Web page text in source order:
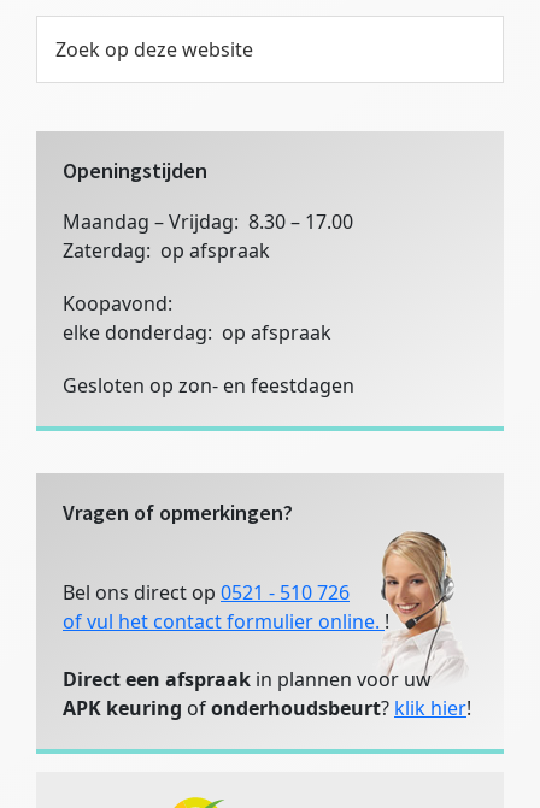
Primaire
Sidebar
op
deze
Openingstijden
Maandag – Vrijdag: 8.30 – 17.00
Zaterdag: op afspraak
Koopavond:
elke donderdag: op afspraak
Gesloten op zon- en feestdagen
Vragen of opmerkingen?
Bel ons direct op 0521 - 510 726
of vul het contact formulier online. !
Direct een afspraak in plannen voor uw
APK keuring ofonderhoudsbeurt? klik hier!